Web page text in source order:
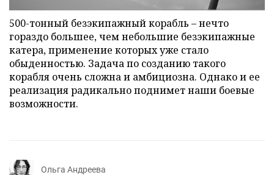
500-тонный безэкипажный корабль – нечто
гораздо большее, чем небольшие безэкипажные
катера, применение которых уже стало
обыденностью. Задача по созданию такого
корабля очень сложна и амбициозна. Однако и ее
реализация радикально поднимет наши боевые
возможности.
Ольга Андреева